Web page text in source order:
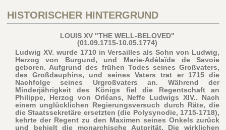
HISTORISCHER HINTERGRUND
LOUIS XV "THE WELL-BELOVED"
(01.09.1715-10.05.1774)
Ludwig XV. wurde 1710 in Versailles als Sohn von Ludwig,
Herzog von Burgund, und Marie-Adélaïde de Savoie
geboren. Aufgrund des frühen Todes seines Großvaters,
des Großdauphins, und seines Vaters trat er 1715 die
Nachfolge seines Urgroßvaters an. Während der
Minderjährigkeit des Königs fiel die Regentschaft an
Philippe, Herzog von Orléans, Neffe Ludwigs XIV.. Nach
einem unglücklichen Regierungsversuch durch Räte, die
die Staatssekretäre ersetzten (die Polysynodie, 1715-1718),
kehrte der Regent zu den Maximen seines Onkels zurück
und behielt die monarchische Autorität. Die wirklichen